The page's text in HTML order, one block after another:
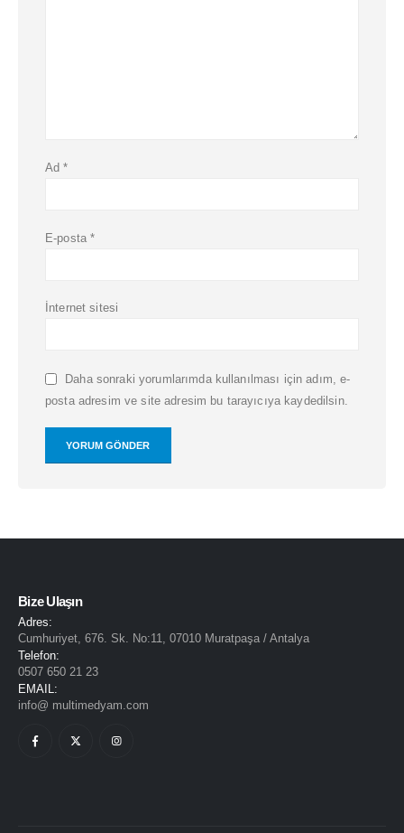
Ad*
E-posta*
İnternet sitesi
Daha sonraki yorumlarımda kullanılması için adım, e-
posta adresim ve site adresim bu tarayıcıya kaydedilsin.
Bize Ulaşın
Adres:
Cumhuriyet, 676. Sk. No:11, 07010 Muratpaşa / Antalya
Telefon:
0507 650 21 23
EMAIL:
info@ multimedyam.com